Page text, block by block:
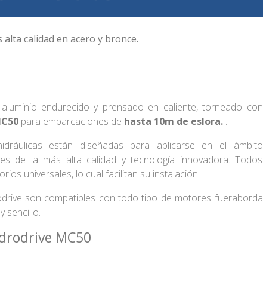
calidad en acero y bronce.
endurecido y prensado en caliente, torneado con
para embarcaciones de hasta 10m de eslora..
están diseñadas para aplicarse en el ámbito
de la más alta calidad y tecnología innovadora. Todos
universales, lo cual facilitan su instalación.
son compatibles con todo tipo de motores fueraborda
sencillo.
MC50